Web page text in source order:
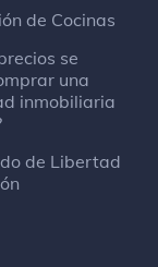
de Cocinas
se
una
inmobiliaria
de Libertad